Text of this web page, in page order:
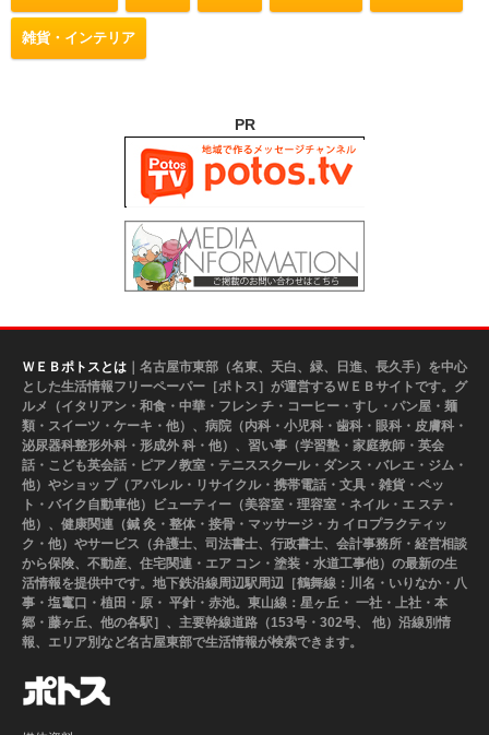
雑貨・インテリア
PR
ＷＥＢポトスとは ｜名古屋市東部（名東、天白、緑、日進、長久手）を中心
とした生活情報フリーペーパー［ポトス］が運営するＷＥＢサイトです。グ
ルメ（イタリアン・和食・中華・フレン チ・コーヒー・すし・パン屋・麺
類・スイーツ・ケーキ・他）、病院（内科・小児科・歯科・眼科・皮膚科・
泌尿器科整形外科・形成外 科・他）、習い事（学習塾・家庭教師・英会
話・こども英会話・ピアノ教室・テニススクール・ダンス・バレエ・ジム・
他）やショッ プ（アパレル・リサイクル・携帯電話・文具・雑貨・ペッ
ト・バイク自動車他）ビューティー（美容室・理容室・ネイル・エ ステ・
他）、健康関連（鍼 灸・整体・接骨・マッサージ・カ イロプラクティッ
ク・他）やサービス（弁護士、司法書士、行政書士、会計事務所・経営相談
から保険、不動産、住宅関連・エア コン・塗装・水道工事他）の最新の生
活情報を提供中です。地下鉄沿線周辺駅周辺［鶴舞線：川名・いりなか・八
事・塩竃口・植田・原・ 平針・赤池。東山線：星ヶ丘・ 一社・上社・本
郷・藤ヶ丘、他の各駅］、主要幹線道路（153号・302号、 他）沿線別情
報、エリア別など名古屋東部で生活情報が検索できます。